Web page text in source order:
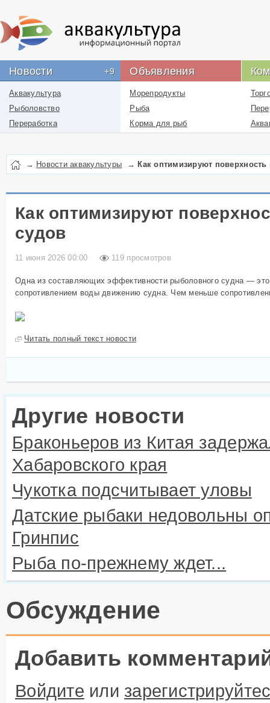
Новости +9 Объявления
Аквакультура
Рыболовство
Переработка
Морепродукты
Рыба
Корма для рыб
Лекарства
Перевозка
Работа
Услуги
Сырье и добавки
Образование
→ Новости аквакультуры → Как оптимизируют
Как оптимизируют
судов
11 июня 2026 00:00 119 просмотров
Одна из составляющих эффективности рыболовного судна — это
сопротивлением воды движению судна. Чем меньше
Читать полный текст новости
Другие новости
Браконьеров из Китая
Хабаровского края
Чукотка подсчитывает уловы
Датские рыбаки недовольны
Гринпис
Рыба по-прежнему ждет...
Обсуждение
Добавить
Войдите или